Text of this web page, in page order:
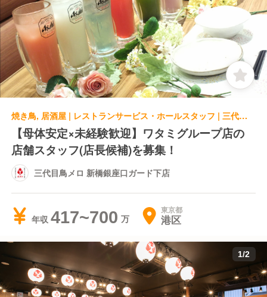
焼き鳥, 居酒屋 | レストランサービス・ホールスタッフ | 三代目鳥メロ 新橋銀座口ガード下店
【母体安定×未経験歓迎】ワタミグループ店の
店舗スタッフ(店長候補)を募集！
三代目鳥メロ 新橋銀座口ガード下店
年収 417~700 東京都
港区
1/2